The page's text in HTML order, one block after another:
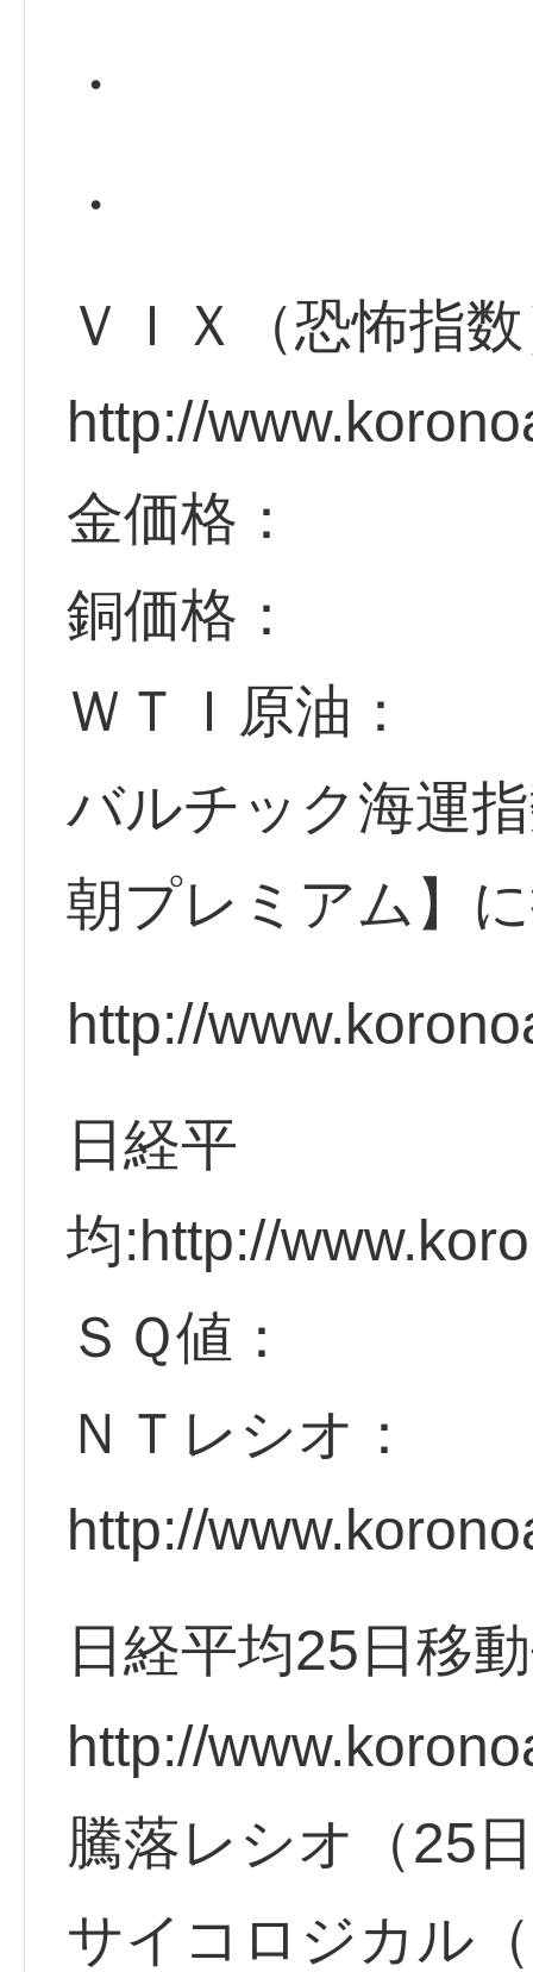
・
・
ＶＩＸ（恐怖指
http://
金価格：
銅価格：
ＷＴＩ原油：
バルチック海運
朝プレミアム】
http://
日経平
均:http://
ＳＱ値：
ＮＴレシオ：
http://
日経平均25日移
http://
騰落レシオ（25
サイコロジカル